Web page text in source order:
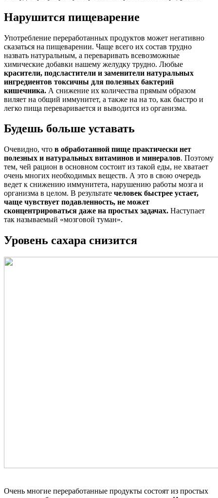
Нарушится пищеварение
Употребление переработанных продуктов может негативно
сказаться на пищеварении. Чаще всего их состав трудно
назвать натуральным, а переваривать всевозможные
химические добавки нашему желудку трудно. Любые
красители, подсластители и заменители натуральных
ингредиентов токсичны для полезных бактерий
кишечника. А снижение их количества прямым образом
виляет на общий иммунитет, а также на на то, как быстро и
легко пища переваривается и выводится из организма.
Будешь больше уставать
Очевидно, что в обработанной пище практически нет
полезных и натуральных витаминов и минералов. Поэтому
тем, чей рацион в основном состоит из такой еды, не хватает
очень многих необходимых веществ. А это в свою очередь
ведет к снижению иммунитета, нарушению работы мозга и
организма в целом. В результате человек быстрее устает,
чаще чувствует подавленность, не может
сконцентрироваться даже на простых задачах. Наступает
так называемый «мозговой туман».
Уровень сахара снизится
Очень многие переработанные продукты состоят из простых